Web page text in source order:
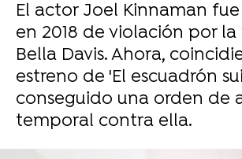
El actor Joel Kinnaman
en 2018 de violación por
Bella Davis. Ahora,
estreno de 'El escuadrón
conseguido una orden de
temporal contra ella.